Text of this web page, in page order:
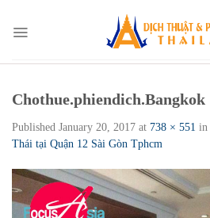
content
Chothue.phiendich.Bangkok
Published January 20, 2017 at 738 × 551 in
Thái tại Quận 12 Sài Gòn Tphcm